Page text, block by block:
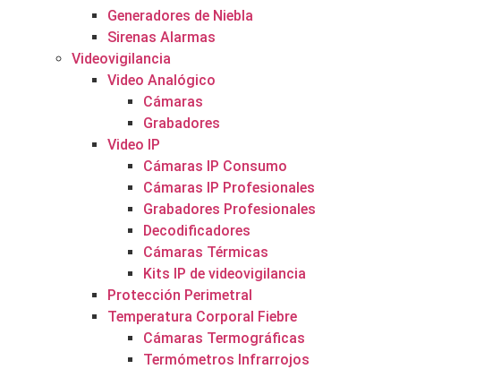
Generadores de Niebla
Sirenas Alarmas
Videovigilancia
Video Analógico
Cámaras
Grabadores
Video IP
Cámaras IP Consumo
Cámaras IP Profesionales
Grabadores Profesionales
Decodificadores
Cámaras Térmicas
Kits IP de videovigilancia
Protección Perimetral
Temperatura Corporal Fiebre
Cámaras Termográficas
Termómetros Infrarrojos